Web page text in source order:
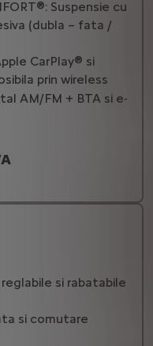
Suspensie cu
(dubla – fata /
CarPlay® si
prin wireless
AM/FM + BTA si e-
si rabatabile
si comutare